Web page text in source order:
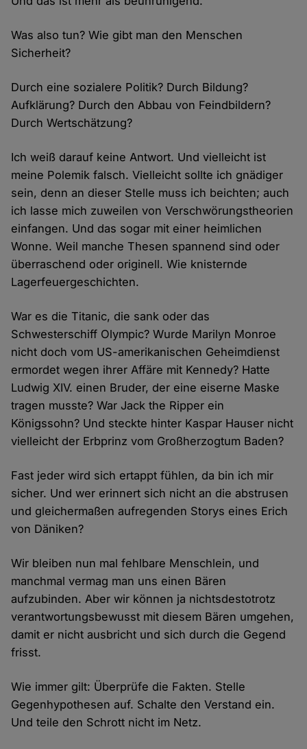
Was also tun? Wie gibt man den Menschen
Sicherheit?
Durch eine sozialere Politik? Durch Bildung?
Aufklärung? Durch den Abbau von Feindbildern?
Durch Wertschätzung?
Ich weiß darauf keine Antwort. Und vielleicht ist
meine Polemik falsch. Vielleicht sollte ich gnädiger
sein, denn an dieser Stelle muss ich beichten; auch
ich lasse mich zuweilen von Verschwörungstheorien
einfangen. Und das sogar mit einer heimlichen
Wonne. Weil manche Thesen spannend sind oder
überraschend oder originell. Wie knisternde
Lagerfeuergeschichten.
War es die Titanic, die sank oder das
Schwesterschiff Olympic? Wurde Marilyn Monroe
nicht doch vom US-amerikanischen Geheimdienst
ermordet wegen ihrer Affäre mit Kennedy? Hatte
Ludwig XIV. einen Bruder, der eine eiserne Maske
tragen musste? War Jack the Ripper ein
Königssohn? Und steckte hinter Kaspar Hauser nicht
vielleicht der Erbprinz vom Großherzogtum Baden?
Fast jeder wird sich ertappt fühlen, da bin ich mir
sicher. Und wer erinnert sich nicht an die abstrusen
und gleichermaßen aufregenden Storys eines Erich
von Däniken?
Wir bleiben nun mal fehlbare Menschlein, und
manchmal vermag man uns einen Bären
aufzubinden. Aber wir können ja nichtsdestotrotz
verantwortungsbewusst mit diesem Bären umgehen,
damit er nicht ausbricht und sich durch die Gegend
frisst.
Wie immer gilt: Überprüfe die Fakten. Stelle
Gegenhypothesen auf. Schalte den Verstand ein.
Und teile den Schrott nicht im Netz.